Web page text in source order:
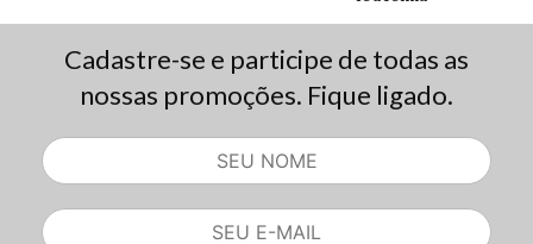
Cadastre-se e participe de todas as
nossas promoções. Fique ligado.